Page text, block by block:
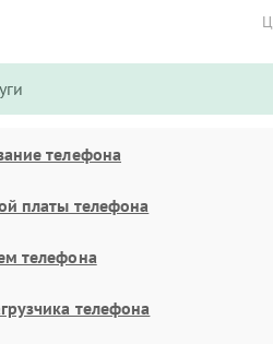
телефона
платы телефона
телефона
телефона